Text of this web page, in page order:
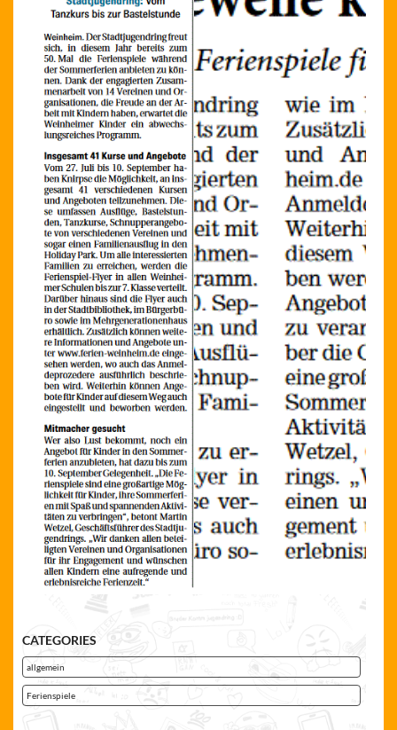
CATEGORIES
allgemein
Ferienspiele